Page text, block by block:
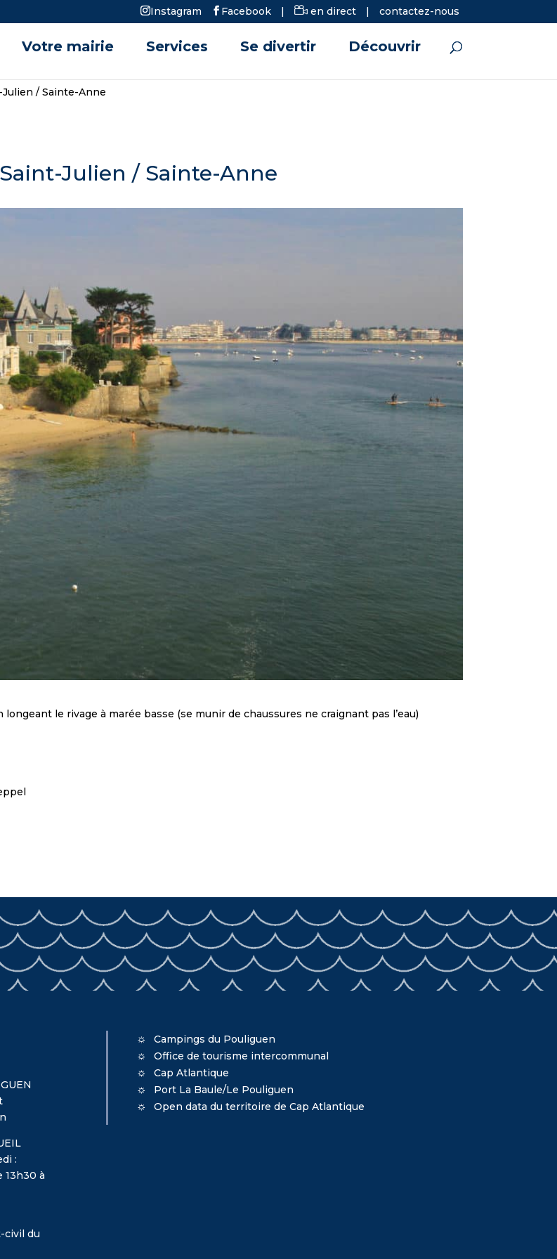
Instagram Facebook | en direct | contactez-nous
Votre mairie Services Se divertir Découvrir
/ Sainte-Anne
Julien / Sainte-Anne
le rivage à marée basse (se munir de chaussures ne craignant pas l’eau)
:
13h30 à
civil du
Campings du Pouliguen
Office de tourisme intercommunal
Cap Atlantique
Port La Baule/Le Pouliguen
Open data du territoire de Cap Atlantique